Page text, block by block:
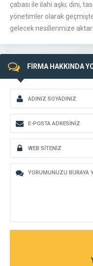
çabası ile ilahi aşkı; dini,
yönetimler olarak
gelecek nesillerimize
FİRMA HAKKINDA